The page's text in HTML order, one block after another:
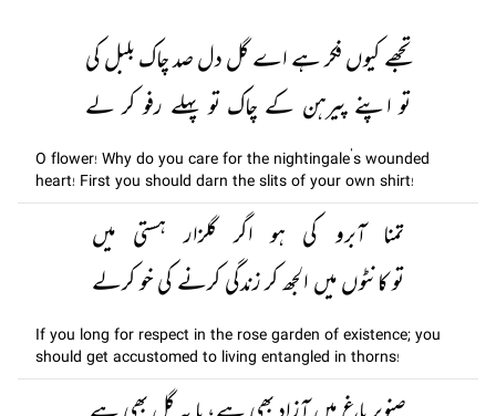
تجھے کیوں فکر ہے اے گل دل صد چاک بلبل کی
تو اپنے پیرہن کے چاک تو پہلے رفو کر لے
O flower! Why do you care for the nightingale’s wounded
heart! First you should darn the slits of your own shirt!
تمنا آبرو کی ہو اگر گلزار ہستی میں
تو کانٹوں میں الجھ کر زندگی کرنے کی خو کرلے
If you long for respect in the rose garden of existence; you
should get accustomed to living entangled in thorns!